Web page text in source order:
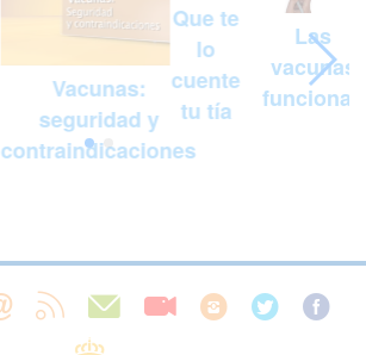
Vacunas:
seguridad y
contraindicaciones
Que te
lo
cuente
tu tía
Las
vacunas
funcionan